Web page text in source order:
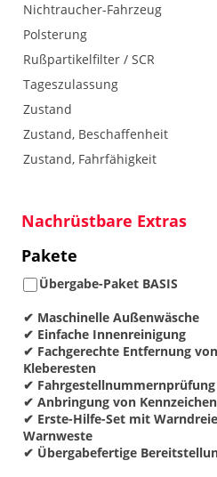
Nichtraucher-Fahrzeug
Polsterung
Rußpartikelfilter / SCR
Tageszulassung
Zustand
Zustand, Beschaffenheit
Zustand, Fahrfähigkeit
Nachrüstbare Extras
Pakete
Übergabe-Paket BASIS
✔ Maschinelle Außenwäsche
✔ Einfache Innenreinigung
✔ Fachgerechte Entfernung
Kleberesten
✔ Fahrgestellnummernprüfung
✔ Anbringung von
✔ Erste-Hilfe-Set mit
Warnweste
✔ Übergabefertige